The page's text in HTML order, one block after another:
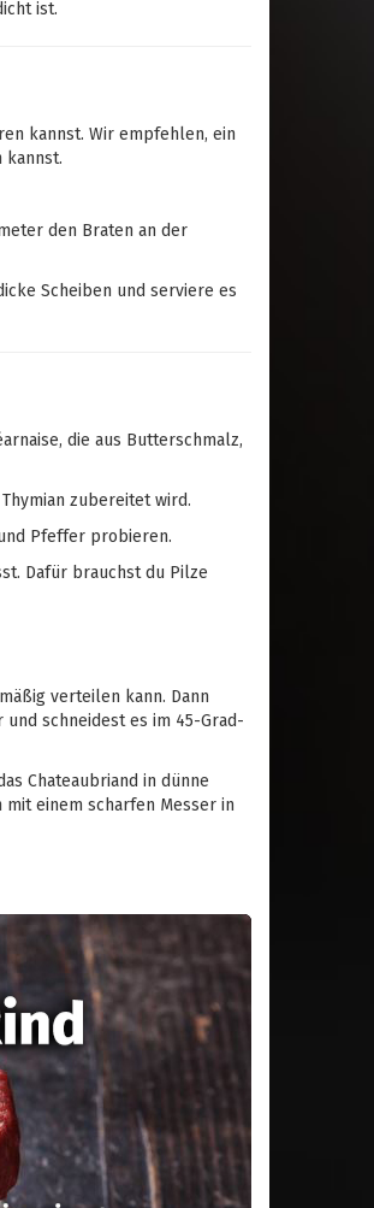
ist.
kannst. Wir empfehlen, ein
kannst.
den Braten an der
Scheiben und serviere es
die aus Butterschmalz,
zubereitet wird.
Pfeffer probieren.
Dafür brauchst du Pilze
verteilen kann. Dann
schneidest es im 45-Grad-
Chateaubriand in dünne
einem scharfen Messer in